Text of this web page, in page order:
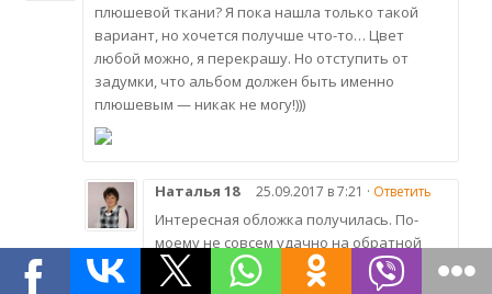
плюшевой ткани? Я пока нашла только такой
вариант, но хочется получше что-то… Цвет
любой можно, я перекрашу. Но отступить от
задумки, что альбом должен быть именно
плюшевым — никак не могу!)))
Наталья 18 25.09.2017 в 7:21 · Ответить
Интересная обложка получилась. По-
моему не совсем удачно на обратной
стороне обложки расположена салфетка
и надпись. Может к центру подвинуть…